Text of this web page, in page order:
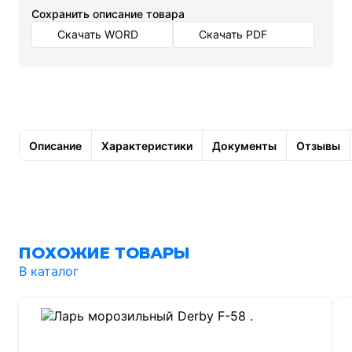
Cохранить описание товара
Скачать WORD
Скачать PDF
Описание Характеристики Документы Отзывы
ПОХОЖИЕ ТОВАРЫ
В каталог